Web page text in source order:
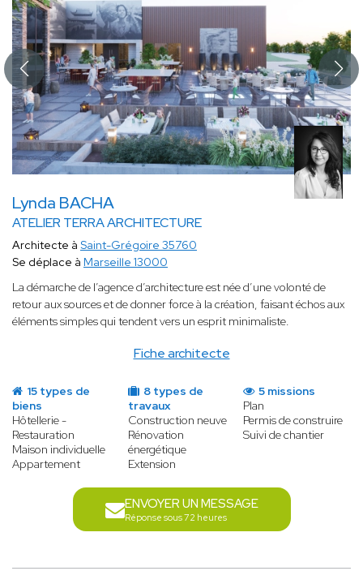
Lynda BACHA
ATELIER TERRA ARCHITECTURE
Fiche architecte
Architecte à Saint-Grégoire 35760
Se déplace à Marseille 13000
La démarche de l’agence d’architecture est née d’une volonté de
retour aux sources et de donner force à la création, faisant échos aux
éléments simples qui tendent vers un esprit minimaliste.
15 types de
biens
Hôtellerie -
Restauration
Maison individuelle
Appartement
8 types de
travaux
Construction neuve
Rénovation
énergétique
Extension
5 missions
Plan
Permis de construire
Suivi de chantier
ENVOYER UN MESSAGE
Réponse sous 72 heures